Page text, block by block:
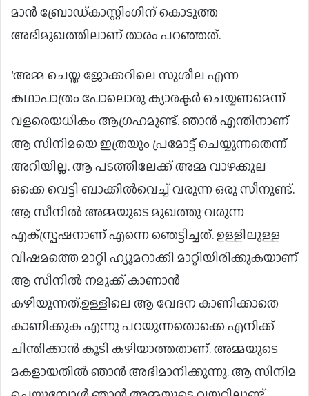
മാന്‍ ബ്രോഡ്കാസ്റ്റിംഗിന് കൊടുത്ത
അഭിമുഖത്തിലാണ് താരം പറഞ്ഞത്.
‘അമ്മ ചെയ്ത ജോക്കറിലെ സുശീല എന്ന
കഥാപാത്രം പോലൊരു ക്യാരക്ടര്‍ ചെയ്യണമെന്ന്
വളരെയധികം ആഗ്രഹമുണ്ട്. ഞാന്‍ എന്തിനാണ്
ആ സിനിമയെ ഇത്രയും പ്രമോട്ട് ചെയ്യുന്നതെന്ന്
അറിയില്ല. ആ പടത്തിലേക്ക് അമ്മ വാഴക്കുല
ഒക്കെ വെട്ടി ബാക്കില്‍വെച്ച് വരുന്ന ഒരു സീനുണ്ട്.
ആ സീനില്‍ അമ്മയുടെ മുഖത്തു വരുന്ന
എക്‌സ്പ്രഷനാണ് എന്നെ ഞെട്ടിച്ചത്. ഉള്ളിലുള്ള
വിഷമത്തെ മാറ്റി ഹ്യൂമറാക്കി മാറ്റിയിരിക്കുകയാണ്
ആ സീനില്‍ നമുക്ക് കാണാന്‍
കഴിയുന്നത്.ഉള്ളിലെ ആ വേദന കാണിക്കാതെ
കാണിക്കുക എന്നു പറയുന്നതൊക്കെ എനിക്ക്
ചിന്തിക്കാന്‍ കൂടി കഴിയാത്തതാണ്. അമ്മയുടെ
മകളായതില്‍ ഞാന്‍ അഭിമാനിക്കുന്നു. ആ സിനിമ